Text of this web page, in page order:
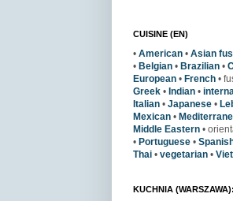
CUISINE (EN)
• American • Asian
• Belgian • Brazilian •
European • French •
Greek • Indian •
Italian • Japanese •
Mexican •
Middle Eastern •
• Portuguese •
Thai • vegetarian •
KUCHNIA (WARSZAWA):